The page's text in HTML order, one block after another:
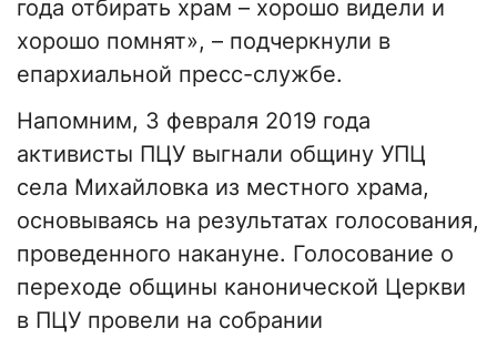
года отбирать храм – хорошо видели и
хорошо помнят», – подчеркнули в
епархиальной пресс-службе.
Напомним, 3 февраля 2019 года
активисты ПЦУ выгнали общину УПЦ
села Михайловка из местного храма,
основываясь на результатах голосования,
проведенного накануне. Голосование о
переходе общины канонической Церкви
в ПЦУ провели на собрании